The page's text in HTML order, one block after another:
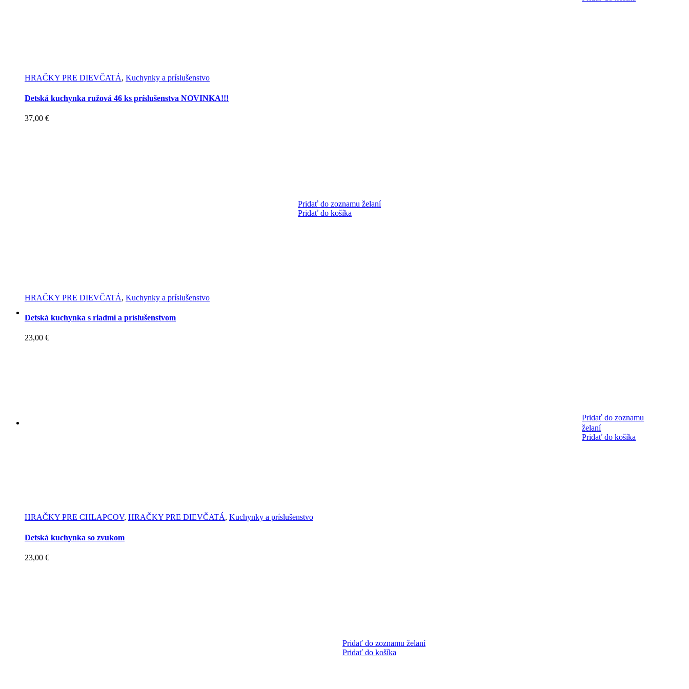
HRAČKY PRE DIEVČATÁ, Kuchynky a príslušenstvo
Detská kuchynka ružová 46 ks príslušenstva NOVINKA!!!
37,00 €
Pridať do zoznamu želaní
Pridať do košíka
HRAČKY PRE DIEVČATÁ, Kuchynky a príslušenstvo
Detská kuchynka s riadmi a príslušenstvom
23,00 €
Pridať do zoznamu
želaní
Pridať do košíka
HRAČKY PRE CHLAPCOV, HRAČKY PRE DIEVČATÁ, Kuchynky a príslušenstvo
Detská kuchynka so zvukom
23,00 €
Pridať do zoznamu želaní
Pridať do košíka